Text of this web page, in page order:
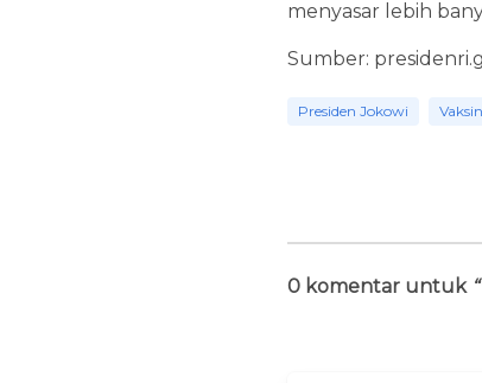
menyasar lebih
Sumber:
Presiden Jokowi
0 komentar untuk